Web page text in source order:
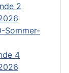
2
Sommer-
4